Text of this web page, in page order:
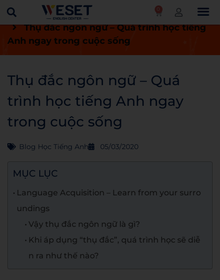
0
Trang chủ Blog
Blog học tiếng Anh
Thụ đắc ngôn ngữ – Quá trình học tiếng
Anh ngay trong cuộc sống
Thụ đắc ngôn ngữ – Quá
trình học tiếng Anh ngay
trong cuộc sống
Blog Học Tiếng Anh 05/03/2020
MỤC LỤC
Language Acquisition – Learn from your surro
undings
Vậy thụ đắc ngôn ngữ là gì?
Khi áp dụng “thụ đắc”, quá trình học sẽ diễ
n ra như thế nào?